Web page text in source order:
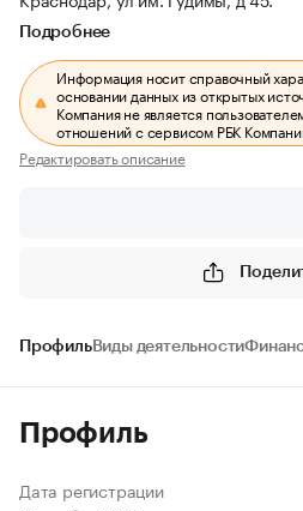
Подробнее
Информация носит справочный
основании данных из открытых
Компания не является
отношений с сервисом РБК
Редактировать описание
ПрофильВиды деятельности
Профиль
Дата регистрации